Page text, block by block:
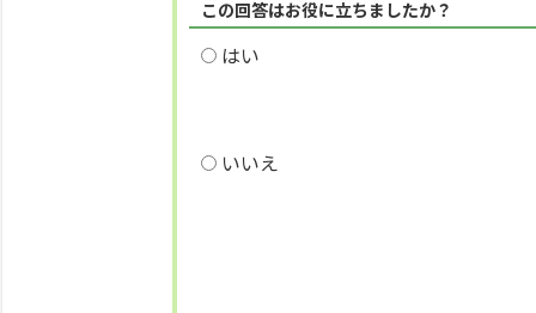
この回答はお役に立ちましたか？
はい
いいえ